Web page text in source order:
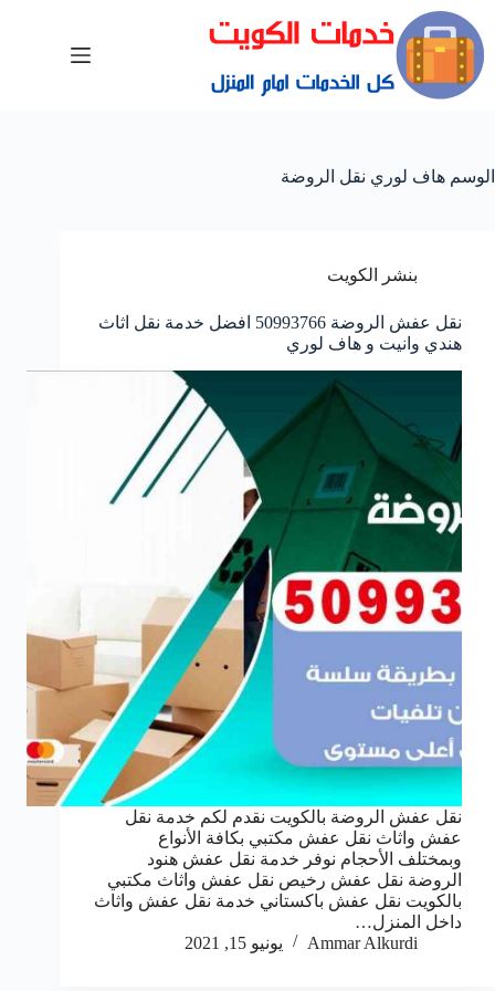
الوسم هاف لوري نقل الروضة
بنشر الكويت
نقل عفش الروضة 50993766 افضل خدمة نقل اثاث
هندي وانيت و هاف لوري
نقل عفش الروضة بالكويت نقدم لكم خدمة نقل
عفش واثاث نقل عفش مكتبي بكافة الأنواع
وبمختلف الأحجام نوفر خدمة نقل عفش هنود
الروضة نقل عفش رخيص نقل عفش واثاث مكتبي
بالكويت نقل عفش باكستاني خدمة نقل عفش واثاث
داخل المنزل…
Ammar Alkurdi
يونيو 15, 2021